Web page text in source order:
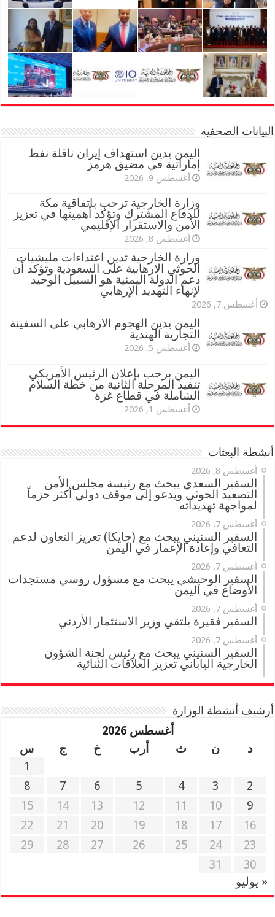
البيانات الصحفية
اليمن يدين استهداف إيران ناقلة نفط
إماراتية في مضيق هرمز
أغسطس 9, 2026
وزارة الخارجية ترحب باتفاقية مكة
للدفاع المشترك وتؤكد أهميتها في تعزيز
الأمن والاستقرار الإقليمي
أغسطس 8, 2026
وزارة الخارجية تدين اعتداءات مليشيات
الحوثي الارهابية على السعودية وتؤكد أن
دعم الدولة اليمنية هو السبيل الوحيد
لإنهاء التهديد الإرهابي
أغسطس 7, 2026
اليمن يدين الهجوم الارهابي على السفينة
التجارية الهندية
أغسطس 5, 2026
اليمن يرحب بإعلان الرئيس الأمريكي
تنفيذ المرحلة الثانية من خطة السلام
الشاملة في قطاع غزة
أغسطس 1, 2026
أنشطة البعثات
أغسطس 8, 2026
السفير السعدي يبحث مع رئيسة مجلس الأمن
التصعيد الحوثي ويدعو إلى موقف دولي أكثر حزماً
لمواجهة تهديداته
أغسطس 7, 2026
السفير السنيني يبحث مع (جايكا) تعزيز التعاون لدعم
التعافي وإعادة الإعمار في اليمن
أغسطس 7, 2026
السفير الوحيشي يبحث مع مسؤول روسي مستجدات
الأوضاع في اليمن
أغسطس 7, 2026
السفير فقيرة يلتقي وزير الاستثمار الأردني
أغسطس 7, 2026
السفير السنيني يبحث مع رئيس لجنة الشؤون
الخارجية الياباني تعزيز العلاقات الثنائية
أرشيف أنشطة الوزارة
أغسطس 2026
د
ن ث أرب خ ج
س
1
2
3
4
5
6
7
8
9
10
11
12
13
14
15
16
17
18
19
20
21
22
23
24
25
26
27
28
29
30
31
« يوليو